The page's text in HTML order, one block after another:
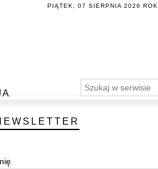
PIĄTEK, 07 SIERPNIA 2026